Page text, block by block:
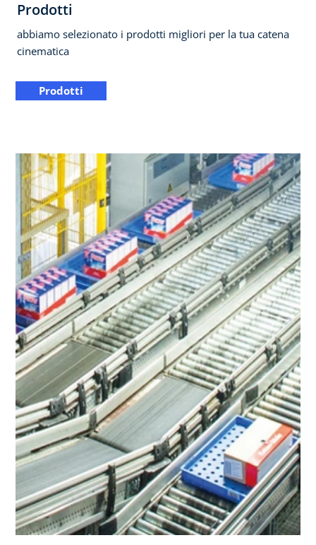
Prodotti
abbiamo selezionato i prodotti migliori per la tua catena
cinematica
Prodotti